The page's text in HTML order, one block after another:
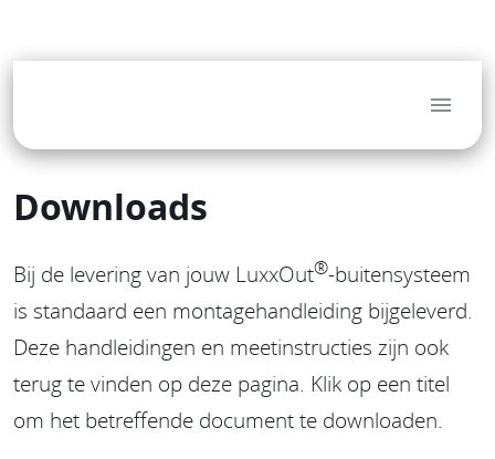
Downloads
Bij de levering van jouw LuxxOut®-buitensysteem
is standaard een montagehandleiding bijgeleverd.
Deze handleidingen en meetinstructies zijn ook
terug te vinden op deze pagina. Klik op een titel
om het betreffende document te downloaden.